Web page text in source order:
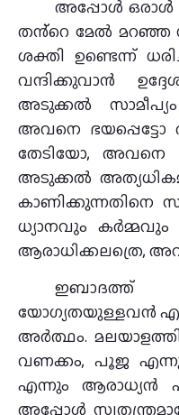
അപ്പോൾ ഒരാൾ
തൻ്റെ മേൽ മറഞ്ഞ
ശക്തി ഉണ്ടെന്ന്
വന്ദിക്കുവാൻ
അടുക്കൽ സാമീപ്യം
അവനെ
തേടിയോ, അവനെ
അടുക്കൽ
കാണിക്കുന്നതിനെ
ധ്യാനവും
ആരാധിക്കലത്രെ,
ഇബാദത്ത്
യോഗ്യതയുള്ളവൻ
അർത്ഥം.
വണക്കം, പൂജ
എന്നും ആരാധ്യൻ
അപ്പോൾ